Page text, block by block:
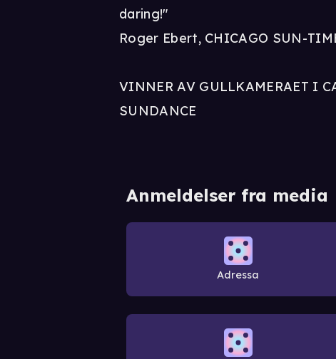
Anmeldelser fra media
Adressa
daring!"
Roger Ebert, CHICAGO SUN-
VINNER AV GULLKAMERAET I
SUNDANCE